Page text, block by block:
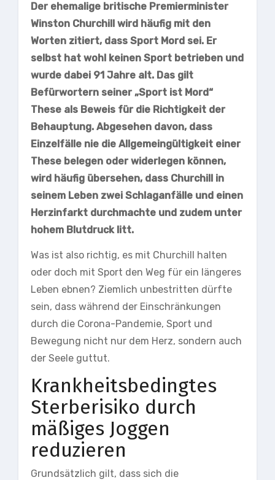
Der ehemalige britische Premierminister
Winston Churchill wird häufig mit den
Worten zitiert, dass Sport Mord sei. Er
selbst hat wohl keinen Sport betrieben und
wurde dabei 91 Jahre alt. Das gilt
Befürwortern seiner „Sport ist Mord“
These als Beweis für die Richtigkeit der
Behauptung. Abgesehen davon, dass
Einzelfälle nie die Allgemeingültigkeit einer
These belegen oder widerlegen können,
wird häufig übersehen, dass Churchill in
seinem Leben zwei Schlaganfälle und einen
Herzinfarkt durchmachte und zudem unter
hohem Blutdruck litt.
Was ist also richtig, es mit Churchill halten
oder doch mit Sport den Weg für ein längeres
Leben ebnen? Ziemlich unbestritten dürfte
sein, dass während der Einschränkungen
durch die Corona-Pandemie, Sport und
Bewegung nicht nur dem Herz, sondern auch
der Seele guttut.
Krankheitsbedingtes
Sterberisiko durch
mäßiges Joggen
reduzieren
Grundsätzlich gilt, dass sich die